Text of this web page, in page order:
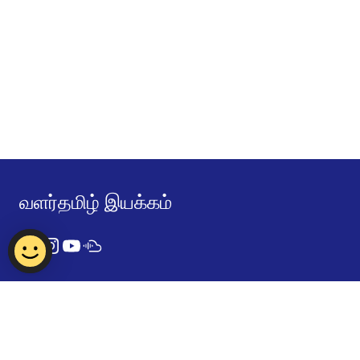
வளர்தமிழ் இயக்கம்